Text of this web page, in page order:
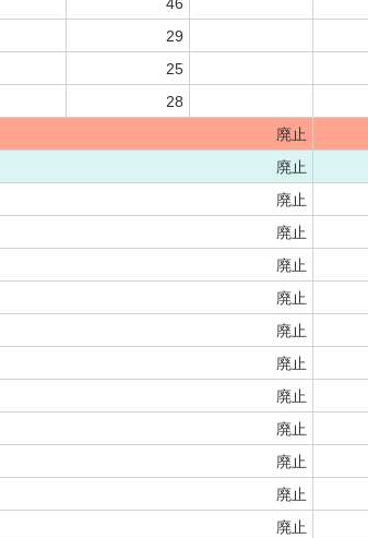
46
29
25
28
廃止
廃止
廃止
廃止
廃止
廃止
廃止
廃止
廃止
廃止
廃止
廃止
廃止